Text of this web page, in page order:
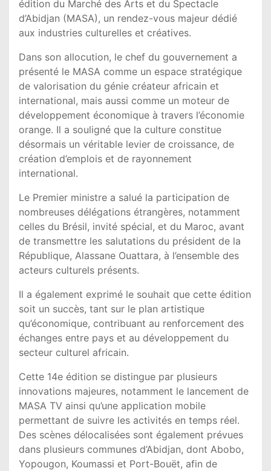
édition du Marché des Arts et du Spectacle
d’Abidjan (MASA), un rendez-vous majeur dédié
aux industries culturelles et créatives.
Dans son allocution, le chef du gouvernement a
présenté le MASA comme un espace stratégique
de valorisation du génie créateur africain et
international, mais aussi comme un moteur de
développement économique à travers l’économie
orange. Il a souligné que la culture constitue
désormais un véritable levier de croissance, de
création d’emplois et de rayonnement
international.
Le Premier ministre a salué la participation de
nombreuses délégations étrangères, notamment
celles du Brésil, invité spécial, et du Maroc, avant
de transmettre les salutations du président de la
République, Alassane Ouattara, à l’ensemble des
acteurs culturels présents.
Il a également exprimé le souhait que cette édition
soit un succès, tant sur le plan artistique
qu’économique, contribuant au renforcement des
échanges entre pays et au développement du
secteur culturel africain.
Cette 14e édition se distingue par plusieurs
innovations majeures, notamment le lancement de
MASA TV ainsi qu’une application mobile
permettant de suivre les activités en temps réel.
Des scènes délocalisées sont également prévues
dans plusieurs communes d’Abidjan, dont Abobo,
Yopougon, Koumassi et Port-Bouët, afin de